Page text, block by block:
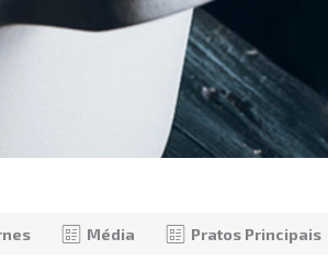
Média Pratos Principais